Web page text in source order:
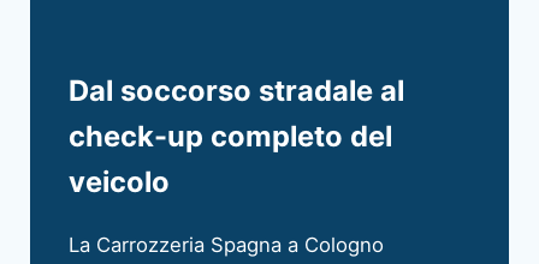
Dal soccorso stradale al
check-up completo del
veicolo
La Carrozzeria Spagna a Cologno